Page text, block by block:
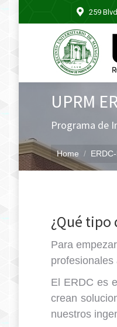
259
UPRM
Programa de
You are here:
Home
¿Qué tipo
Para
El ERDC es
crean
nuestros